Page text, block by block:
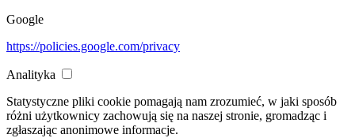
Google
https://policies.google.com/privacy
Analityka
Statystyczne pliki cookie pomagają nam zrozumieć, w jaki sposób
różni użytkownicy zachowują się na naszej stronie, gromadząc i
zgłaszając anonimowe informacje.